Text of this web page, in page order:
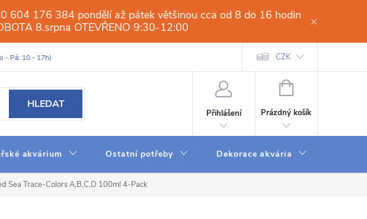
604 176 384 pondělí až pátek většinou cca od 8 do 16 hodin
8.srpna OTEVŘENO 9:30-12:00
Slovník pojmů Obchodní podmínky Dodací a platební
CZK
HLEDAT
Přihlášení
NÁKUPNÍ
Prázdný košík
akvárium Ostatní potřeby Dekorace akvária
Sea Trace-Colors A,B,C,D 100ml 4-Pack